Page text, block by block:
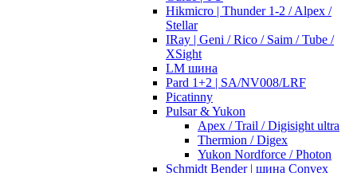
Hikmicro | Thunder 1-2 / Alpex /
Stellar
IRay | Geni / Rico / Saim / Tube /
XSight
LM шина
Pard 1+2 | SA/NV008/LRF
Picatinny
Pulsar & Yukon
Apex / Trail / Digisight ultra
Thermion / Digex
Yukon Nordforce / Photon
Schmidt Bender | шина Convex